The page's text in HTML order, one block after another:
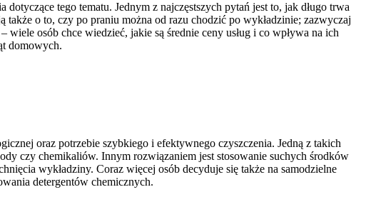
tego tematu. Jednym z najczęstszych pytań jest to, jak długo trwa
o to, czy po praniu można od razu chodzić po wykładzinie; zazwyczaj
osób chce wiedzieć, jakie są średnie ceny usług i co wpływa na ich
domowych.
oraz potrzebie szybkiego i efektywnego czyszczenia. Jedną z takich
czy chemikaliów. Innym rozwiązaniem jest stosowanie suchych środków
wykładziny. Coraz więcej osób decyduje się także na samodzielne
detergentów chemicznych.